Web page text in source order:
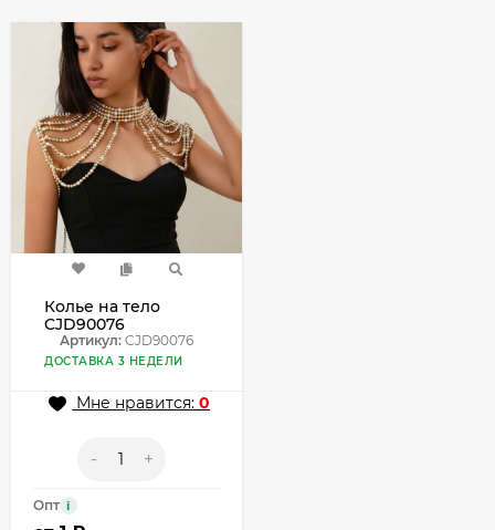
Колье на тело
CJD90076
Артикул: CJD90076
ДОСТАВКА 3 НЕДЕЛИ
Мне нравится: 0
- +
Опт i